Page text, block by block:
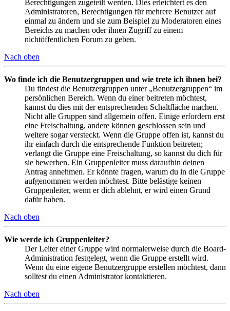
Berechtigungen zugeteilt werden. Dies erleichtert es den
Administratoren, Berechtigungen für mehrere Benutzer auf
einmal zu ändern und sie zum Beispiel zu Moderatoren eines
Bereichs zu machen oder ihnen Zugriff zu einem
nichtöffentlichen Forum zu geben.
Nach oben
Wo finde ich die Benutzergruppen und wie trete ich ihnen bei?
Du findest die Benutzergruppen unter „Benutzergruppen“ im
persönlichen Bereich. Wenn du einer beitreten möchtest,
kannst du dies mit der entsprechenden Schaltfläche machen.
Nicht alle Gruppen sind allgemein offen. Einige erfordern erst
eine Freischaltung, andere können geschlossen sein und
weitere sogar versteckt. Wenn die Gruppe offen ist, kannst du
ihr einfach durch die entsprechende Funktion beitreten;
verlangt die Gruppe eine Freischaltung, so kannst du dich für
sie bewerben. Ein Gruppenleiter muss daraufhin deinen
Antrag annehmen. Er könnte fragen, warum du in die Gruppe
aufgenommen werden möchtest. Bitte belästige keinen
Gruppenleiter, wenn er dich ablehnt, er wird einen Grund
dafür haben.
Nach oben
Wie werde ich Gruppenleiter?
Der Leiter einer Gruppe wird normalerweise durch die Board-
Administration festgelegt, wenn die Gruppe erstellt wird.
Wenn du eine eigene Benutzergruppe erstellen möchtest, dann
solltest du einen Administrator kontaktieren.
Nach oben